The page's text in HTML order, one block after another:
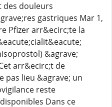
des douleurs
gastriques Mar 1,
Pfizer arr&ecirc;te la
&agrave;
arr&ecirc;t de
pas lieu &agrave; un
reste
Dans ce